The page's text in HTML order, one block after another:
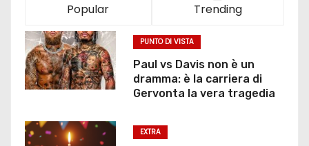
Popular Trending
PUNTO DI VISTA
Paul vs Davis non è un
dramma: è la carriera di
Gervonta la vera tragedia
EXTRA